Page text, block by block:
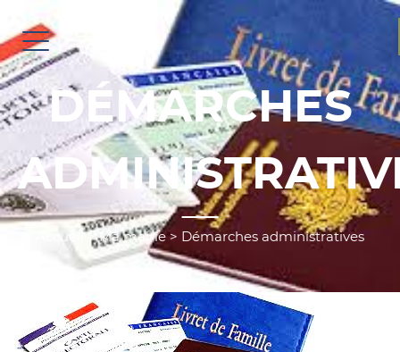
DÉMARCHES
Accueil>Ma mairie > Démarches administratives